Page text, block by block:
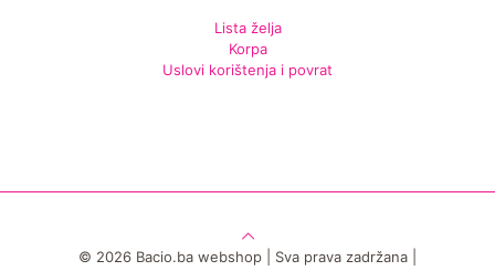
Lista želja
Korpa
Uslovi korištenja i povrat
© 2026 Bacio.ba webshop | Sva prava zadržana |